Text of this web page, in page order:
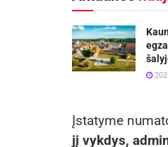
Įstatyme
jį vykdys,